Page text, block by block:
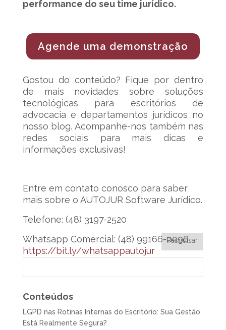
performance do seu time jurídico.
Agende uma demonstração
Gostou do conteúdo? Fique por dentro
de mais novidades sobre soluções
tecnológicas para escritórios de
advocacia e departamentos jurídicos no
nosso blog. Acompanhe-nos também nas
redes sociais para mais dicas e
informações exclusivas!
Entre em contato conosco para saber
mais sobre o AUTOJUR Software Jurídico.
Telefone: (48) 3197-2520
Whatsapp Comercial: (48) 99166-0096
https://bit.ly/whatsappautojur
Conteúdos
LGPD nas Rotinas Internas do Escritório: Sua Gestão
Está Realmente Segura?